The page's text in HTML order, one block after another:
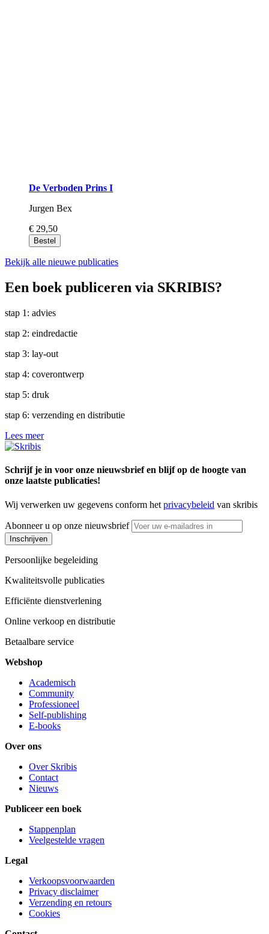
De Verboden Prins I
Jurgen Bex
€ 29,50
Bestel
Bekijk alle nieuwe publicaties
Een boek publiceren via SKRIBIS?
stap 1: advies
stap 2: eindredactie
stap 3: lay-out
stap 4: coverontwerp
stap 5: druk
stap 6: verzending en distributie
Lees meer
Schrijf je in voor onze nieuwsbrief en blijf op de hoogte van
onze laatste publicaties!
Wij verwerken uw gegevens conform het privacybeleid van skribis
Abonneer u op onze nieuwsbrief
Inschrijven
Persoonlijke begeleiding
Kwaliteitsvolle publicaties
Efficiënte dienstverlening
Online verkoop en distributie
Betaalbare service
Webshop
Academisch
Community
Professioneel
Self-publishing
E-books
Over ons
Over Skribis
Contact
Nieuws
Publiceer een boek
Stappenplan
Veelgestelde vragen
Legal
Verkoopsvoorwaarden
Privacy disclaimer
Verzending en retours
Cookies